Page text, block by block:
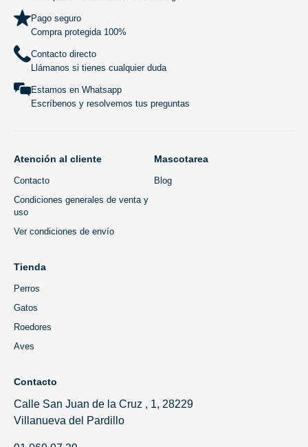
Pago seguro
Compra protegida 100%
Contacto directo
Llámanos si tienes cualquier duda
Estamos en Whatsapp
Escríbenos y resolvemos tus preguntas
Atención al cliente
Contacto
Condiciones generales de venta y
uso
Ver condiciones de envío
Mascotarea
Blog
Tienda
Perros
Gatos
Roedores
Aves
Contacto
Calle San Juan de la Cruz , 1, 28229
Villanueva del Pardillo